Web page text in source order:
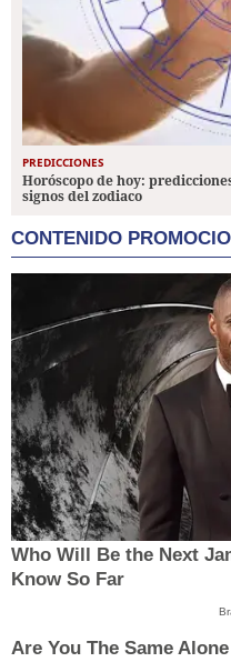
PREDICCIONES
Horóscopo de hoy:
signos del zodiaco
CONTENIDO
Who Will Be the Next
Know So Far
Are You The Same